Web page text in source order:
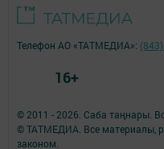
© 2011 - 2026. Саба таңнары.
© ТАТМЕДИА. Все материалы,
законом.
Телефон АО «ТАТМЕДИА»:
16+